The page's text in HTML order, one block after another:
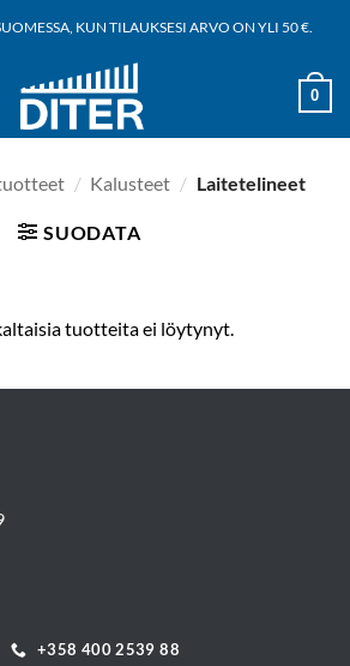
KUN TILAUKSESI ARVO ON YLI 50 €.
0
/ Kalusteet / Laitetelineet
SUODATA
tuotteita ei löytynyt.
+358 400 2539 88